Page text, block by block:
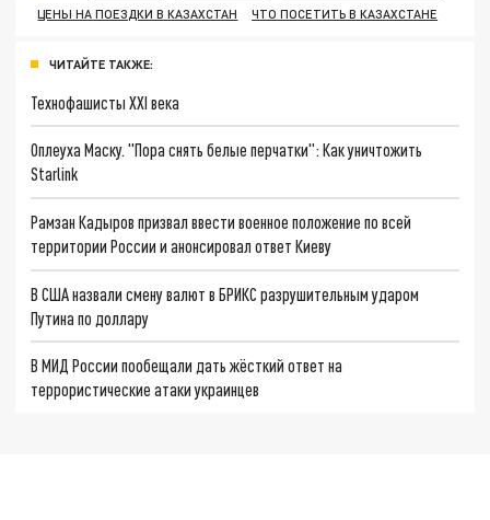
ЦЕНЫ НА ПОЕЗДКИ В КАЗАХСТАН
ЧТО ПОСЕТИТЬ В КАЗАХСТАНЕ
ЧИТАЙТЕ ТАКЖЕ:
Технофашисты XXI века
Оплеуха Маску. "Пора снять белые перчатки": Как уничтожить
Starlink
Рамзан Кадыров призвал ввести военное положение по всей
территории России и анонсировал ответ Киеву
В США назвали смену валют в БРИКС разрушительным ударом
Путина по доллару
В МИД России пообещали дать жёсткий ответ на
террористические атаки украинцев